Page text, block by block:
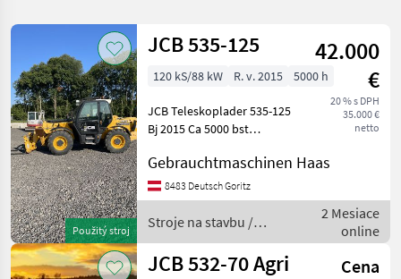
Použitý stroj
JCB 535-125
42.000
€
20 % s DPH
35.000 €
netto
120 kS/88 kW R. v. 2015 5000 h
JCB Teleskoplader 535-125
Bj 2015 Ca 5000 bst
Niveauausgleich
Hydraulische Abstützung
Zusatzhydraulik 12.5 Meter
Hubhöhe 3.5 Tonnen
Gebrauchtmaschinen Haas
8483 Deutsch Goritz
Stroje na stavbu /
JCB
2 Mesiace
online
JCB 532-70 Agri
Cena